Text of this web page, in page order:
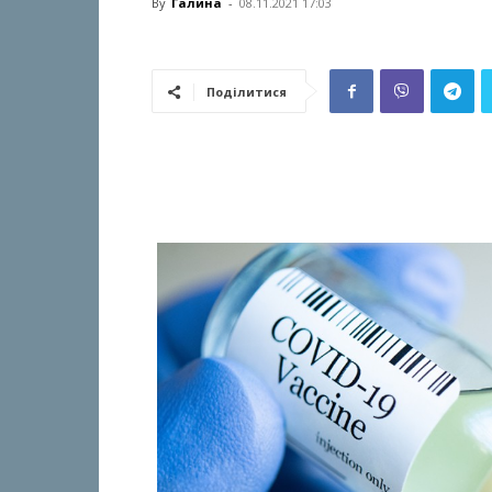
Поділитися